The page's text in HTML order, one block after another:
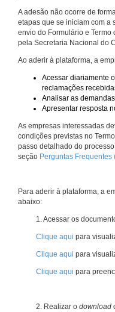
A adesão não ocorre de
etapas que se iniciam com a
envio do Formulário e
pela Secretaria Nacional do
Ao aderir à plataforma, a
Acessar diariamente
reclamações
Analisar as
Apresentar resposta
As empresas interessadas
condições previstas no
passo detalhado do
seção Perguntas Frequentes
Para aderir à plataforma, a
abaixo:
1. Acessar os
Clique aqui para
Clique aqui para
Clique aqui para
2. Realizar o download